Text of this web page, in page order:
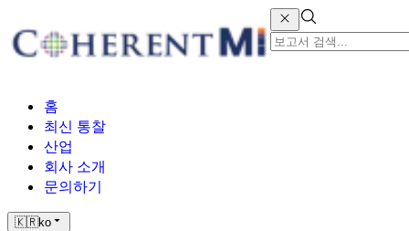
홈
최신 통찰
산업
회사 소개
문의하기
🇰🇷ko